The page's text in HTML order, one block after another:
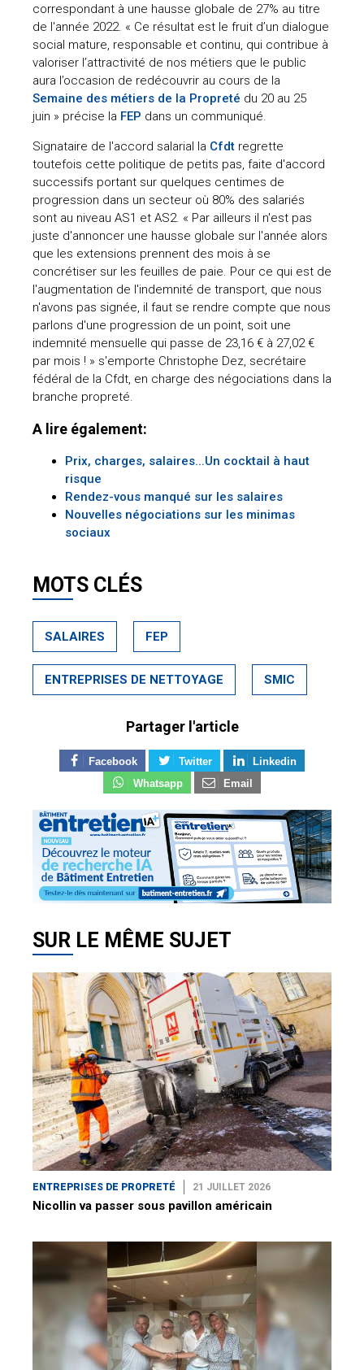
correspondant à une hausse globale de 27% au titre
de l'année 2022. « Ce résultat est le fruit d’un dialogue
social mature, responsable et continu, qui contribue à
valoriser l’attractivité de nos métiers que le public
aura l’occasion de redécouvrir au cours de la
Semaine des métiers de la Propreté du 20 au 25
juin » précise la FEP dans un communiqué.
Signataire de l'accord salarial la Cfdt regrette
toutefois cette politique de petits pas, faite d'accord
successifs portant sur quelques centimes de
progression dans un secteur où 80% des salariés
sont au niveau AS1 et AS2. « Par ailleurs il n'est pas
juste d'annoncer une hausse globale sur l'année alors
que les extensions prennent des mois à se
concrétiser sur les feuilles de paie. Pour ce qui est de
l'augmentation de l'indemnité de transport, que nous
n'avons pas signée, il faut se rendre compte que nous
parlons d'une progression de un point, soit une
indemnité mensuelle qui passe de 23,16 € à 27,02 €
par mois ! » s'emporte Christophe Dez, secrétaire
fédéral de la Cfdt, en charge des négociations dans la
branche propreté.
A lire également:
Prix, charges, salaires...Un cocktail à haut
risque
Rendez-vous manqué sur les salaires
Nouvelles négociations sur les minimas
sociaux
MOTS CLÉS
SALAIRES FEP
ENTREPRISES DE NETTOYAGE SMIC
Partager l'article
Facebook Twitter
Linkedin
Whatsapp
Email
SUR LE MÊME SUJET
ENTREPRISES DE PROPRETÉ 21 JUILLET 2026
Nicollin va passer sous pavillon américain